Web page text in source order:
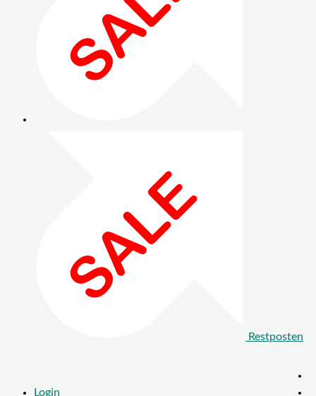
Restposten
Login